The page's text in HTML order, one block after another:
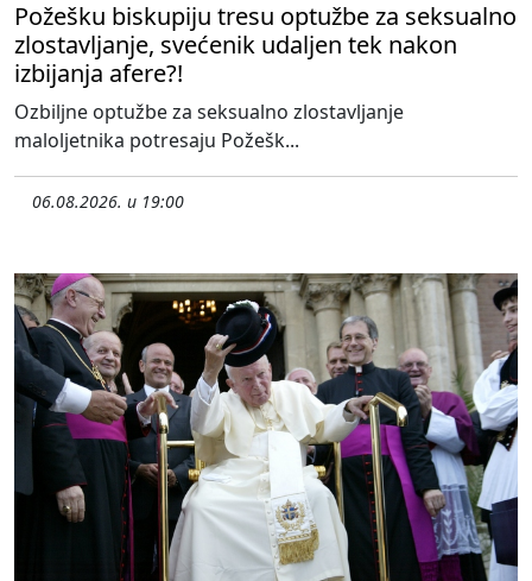
Požešku biskupiju tresu optužbe za seksualno
zlostavljanje, svećenik udaljen tek nakon
izbijanja afere?!
Ozbiljne optužbe za seksualno zlostavljanje
maloljetnika potresaju Požešk...
06.08.2026. u 19:00